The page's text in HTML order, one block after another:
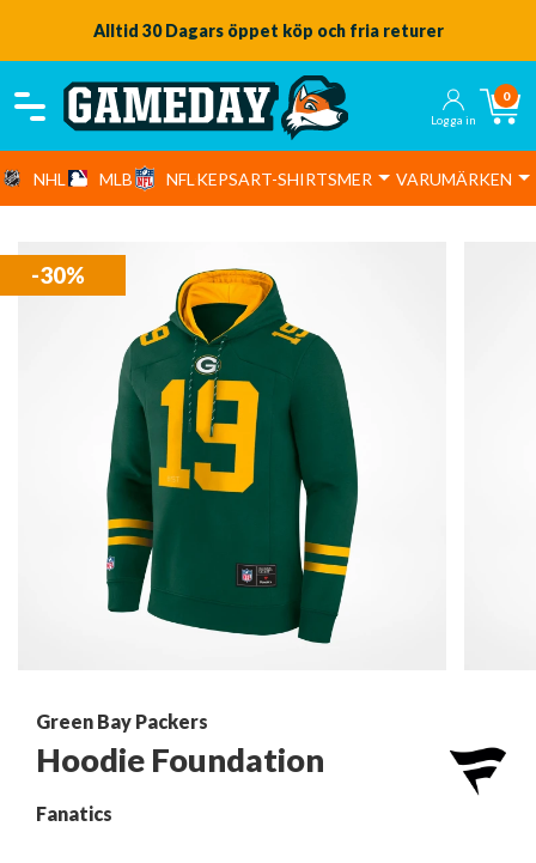
Alltid 30 Dagars öppet köp och fria returer
Logga in
0
NHL MLB NFLKEPSART-SHIRTSMER VARUMÄRKEN
-30%
Green Bay Packers
Hoodie Foundation
Fanatics